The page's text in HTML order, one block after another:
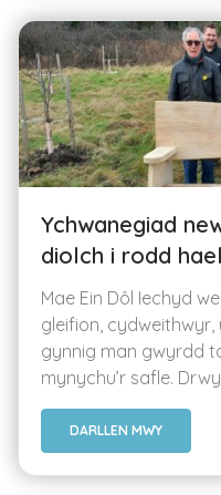
Ychwanegiad
diolch i rodd hael
Mae Ein Dôl Iechyd
gleifion, cydweithwyr,
gynnig man gwyrdd
mynychu’r safle.
DARLLEN MWY